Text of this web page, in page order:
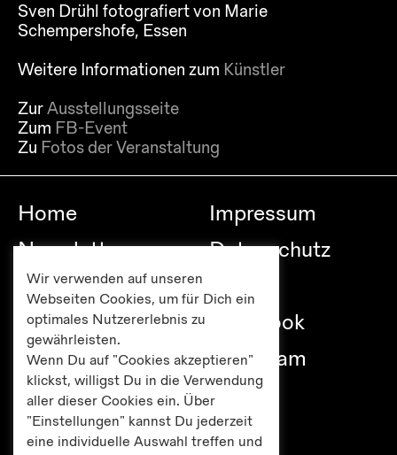
Sven Drühl fotografiert von Marie
Schempershofe, Essen
Weitere Informationen zum Künstler
ZurAusstellungsseite
Zum FB-Event
Zu Fotos der Veranstaltung
Home
Newsletter
Besuch
Publikationen
Editionen
Presse
Impressum
Datenschutz
Facebook
Instagram
Wir verwenden auf unseren
Webseiten Cookies, um für Dich ein
optimales Nutzererlebnis zu
gewährleisten.
Wenn Du auf "Cookies akzeptieren"
klickst, willigst Du in die Verwendung
aller dieser Cookies ein. Über
"Einstellungen" kannst Du jederzeit
eine individuelle Auswahl treffen und